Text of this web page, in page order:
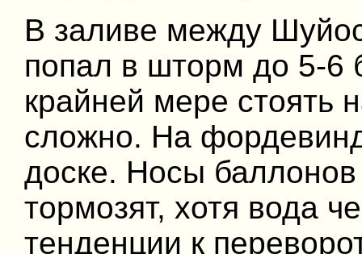
В заливе между
попал в шторм до 5-6
крайней мере стоять
сложно. На
доске. Носы
тормозят, хотя вода
тенденции к